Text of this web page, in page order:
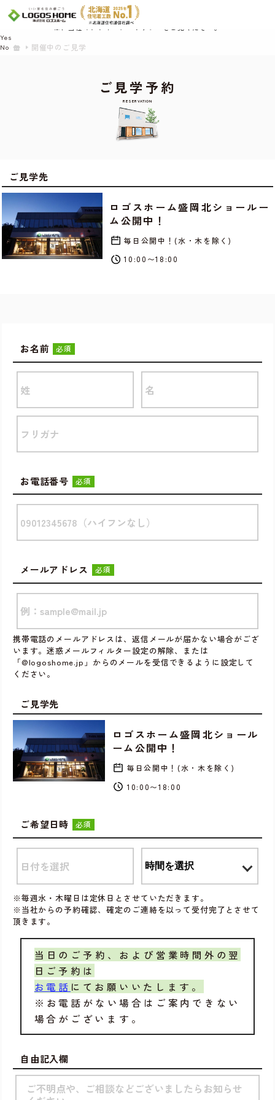
開催中のご見学
ご見学予約
RESERVATION
ご見学先
ロゴスホーム盛岡北ショールー
ム公開中！
毎日公開中！(水・木を除く)
10:00〜18:00
お名前 必須
お電話番号 必須
メールアドレス 必須
携帯電話のメールアドレスは、返信メールが届かない場合がござ
います。迷惑メールフィルター設定の解除、または
「@logoshome.jp」からのメールを受信できるように設定して
ください。
ご見学先
ロゴスホーム盛岡北ショール
ーム公開中！
毎日公開中！(水・木を除く)
10:00〜18:00
ご希望日時 必須
※毎週水・木曜日は定休日とさせていただきます。
※当社からの予約確認、確定のご連絡を以って受付完了とさせて
頂きます。
当日のご予約、および営業時間外の翌
日ご予約は
お電話 にてお願いいたします。
※お電話がない場合はご案内できない
場合がございます。
自由記入欄
Cookie を使用して、お客様の活動を追跡してもよろしいですか? 当社ではお客様の
プライバシーを極めて重視しています。詳細について、およびご質問がある場合
は、当社のプライバシーポリシーをご覧ください。
Yes
No